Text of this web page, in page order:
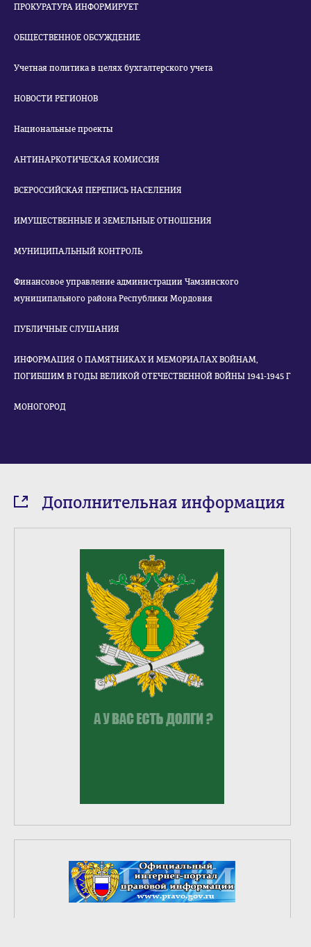
ПРОКУРАТУРА ИНФОРМИРУЕТ
ОБЩЕСТВЕННОЕ ОБСУЖДЕНИЕ
Учетная политика в целях бухгалтерского учета
НОВОСТИ РЕГИОНОВ
Национальные проекты
АНТИНАРКОТИЧЕСКАЯ КОМИССИЯ
ВСЕРОССИЙСКАЯ ПЕРЕПИСЬ НАСЕЛЕНИЯ
ИМУЩЕСТВЕННЫЕ И ЗЕМЕЛЬНЫЕ ОТНОШЕНИЯ
МУНИЦИПАЛЬНЫЙ КОНТРОЛЬ
Финансовое управление администрации Чамзинского
муниципального района Республики Мордовия
ПУБЛИЧНЫЕ СЛУШАНИЯ
ИНФОРМАЦИЯ О ПАМЯТНИКАХ И МЕМОРИАЛАХ ВОЙНАМ,
ПОГИБШИМ В ГОДЫ ВЕЛИКОЙ ОТЕЧЕСТВЕННОЙ ВОЙНЫ 1941-1945 Г
МОНОГОРОД
Дополнительная информация